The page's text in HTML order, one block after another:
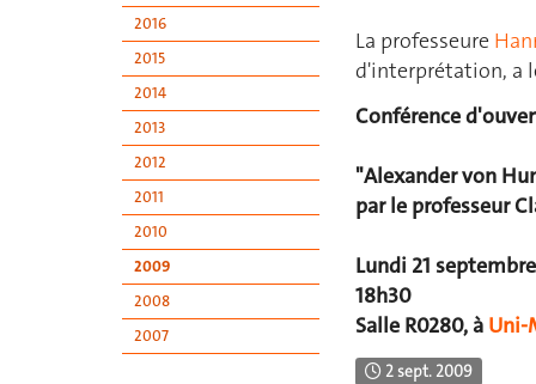
2016
2015
2014
2013
2012
2011
2010
2009
2008
2007
La professeure
d'interprétation, a
Conférence
"Alexander von
par le professeur
Lundi 21
18h30
Salle R0280, à Uni-
2 sept. 2009